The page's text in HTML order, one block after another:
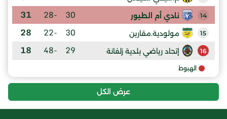
14 نادي أم الطيور 30
-28
31
15 مولودية.مقارين 30
-22
28
16 إتحاد رياضي بلدية زلفانة 29
-48
18
الهبوط
عرض الكل